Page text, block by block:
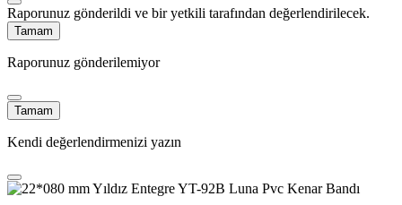
Raporunuz gönderildi ve bir yetkili tarafından değerlendirilecek.
Tamam
Raporunuz gönderilemiyor
Tamam
Kendi değerlendirmenizi yazın